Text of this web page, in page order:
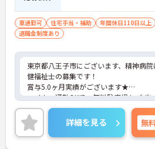
車通勤可 住宅手当・補助 年間休日110日以上
退職金制度あり
東京都八王子市にございます、精神病
健福祉士の募集です！
賞与5.0ヶ月実績がございます★
マイカー通勤OKで、無料駐車場もござ
ご興味のある方は、マイナビ介護職ま
せください。詳細を見る 無